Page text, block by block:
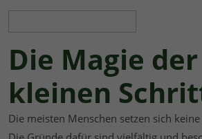
Die Magie der
kleinen
Die meisten Menschen setzen sich